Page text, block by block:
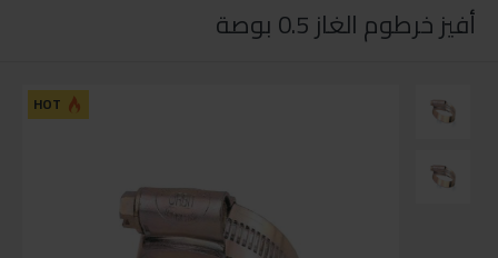
أفيز خرطوم الغاز 0.5 بوصة
HOT